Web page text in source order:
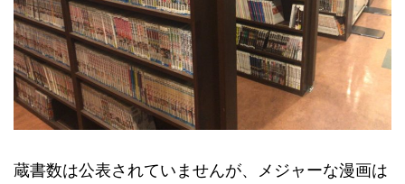
蔵書数は公表されていませんが、メジャーな漫画は